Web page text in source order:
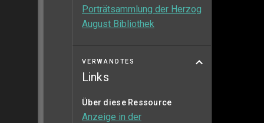
Porträtsammlung der Herzog
August Bibliothek
VERWANDTES
Links
Über diese Ressource
Anzeige in der